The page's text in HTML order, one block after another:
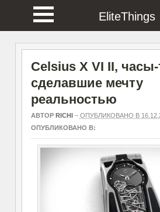
EliteThings
Celsius X VI II,
сделавшие мечту
реальностью
АВТОР RICHI– ОПУБЛИКОВАНО В
ОПУБЛИКОВАНО В: